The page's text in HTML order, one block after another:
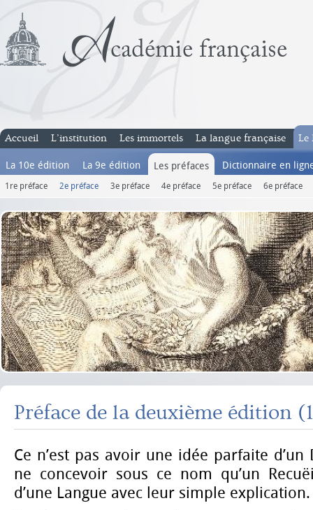
Accueil L’institution Les immortels La langue française Le
La 10e édition La 9e édition Les préfaces
1re préface 2e préface 3e préface 4e préface 5e préface 6e préface
Dictionnaire en
Préface de la deuxième édition
Ce n’est pas avoir une idée parfaite
ne concevoir sous ce nom qu’un
d’une Langue avec leur simple explication.